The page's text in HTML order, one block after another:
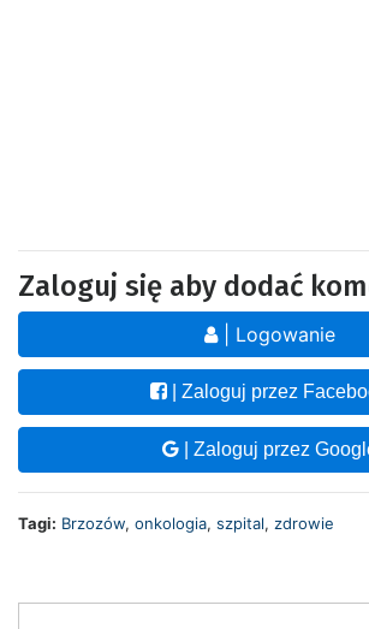
Zaloguj się aby dodać
| Logowanie
| Zaloguj przez
| Zaloguj przez
Tagi: Brzozów, onkologia, szpital, zdrowie